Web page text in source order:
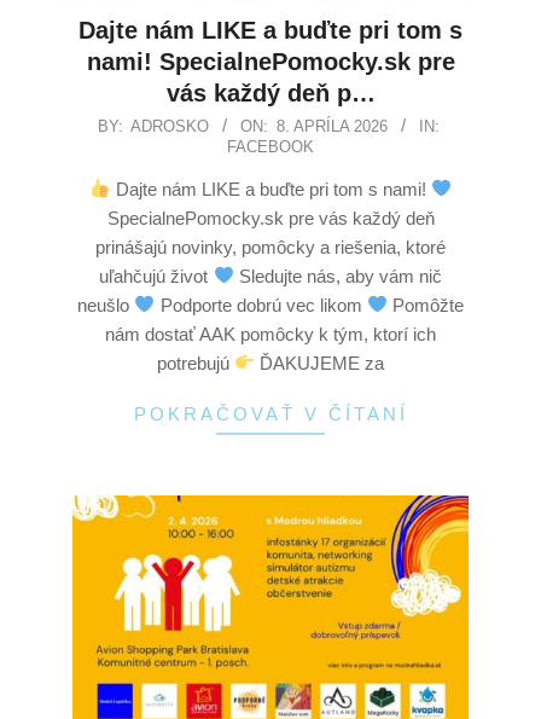
Dajte nám LIKE a buďte pri tom s
nami! SpecialnePomocky.sk pre
vás každý deň p…
BY: ADROSKO ON: 8. APRÍLA 2026
IN:
FACEBOOK
Dajte nám LIKE a buďte pri tom s nami!
SpecialnePomocky.sk pre vás každý deň
prinášajú novinky, pomôcky a riešenia, ktoré
uľahčujú život
Sledujte nás, aby vám nič
neušlo
Podporte dobrú vec likom
Pomôžte
nám dostať AAK pomôcky k tým, ktorí ich
potrebujú
ĎAKUJEME za
POKRAČOVAŤ V ČÍTANÍ